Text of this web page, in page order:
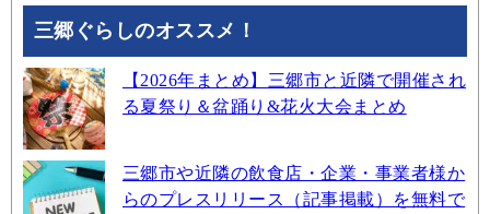
三郷ぐらしのオススメ！
【2026年まとめ】三郷市と近隣で開催され
る夏祭り＆盆踊り&花火大会まとめ
三郷市や近隣の飲食店・企業・事業者様か
らのプレスリリース（記事掲載）を無料で